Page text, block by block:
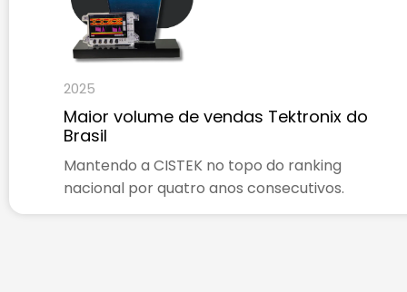
2025
Maior volume de vendas Tektronix do
Brasil
Mantendo a CISTEK no topo do ranking
nacional por quatro anos consecutivos.